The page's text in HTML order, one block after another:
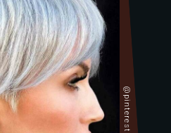
@pinterest